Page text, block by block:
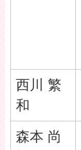
西川 繁
和
森本 尚